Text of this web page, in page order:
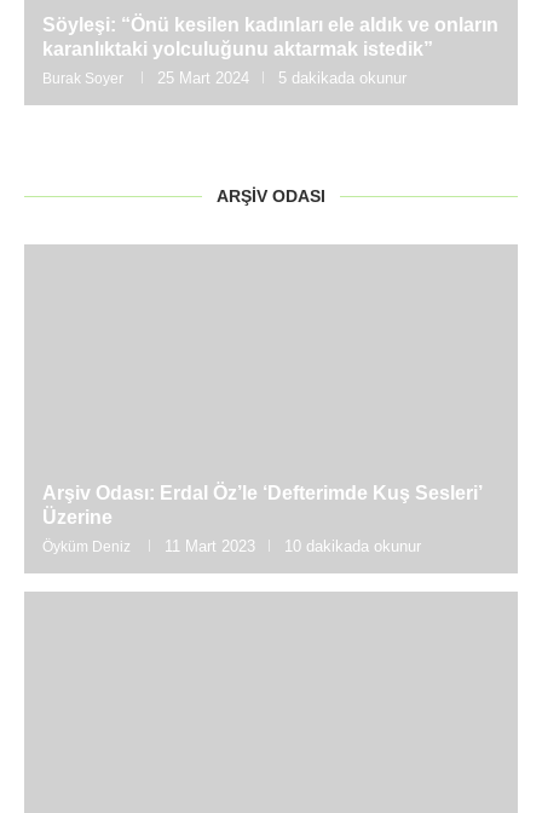
Söyleşi: “Önü kesilen kadınları ele aldık ve onların
karanlıktaki yolculuğunu aktarmak istedik”
Burak Soyer 25 Mart 2024 5 dakikada okunur
ARŞIV ODASI
Arşiv Odası: Erdal Öz’le ‘Defterimde Kuş Sesleri’
Üzerine
Öyküm Deniz 11 Mart 2023 10 dakikada okunur